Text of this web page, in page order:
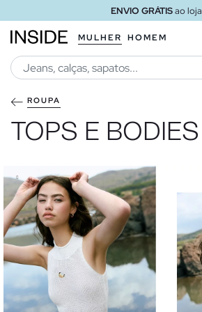
ENVIO GRÁTISao loja
MULHER HOMEM
ROUPA
TOPS E BODIES